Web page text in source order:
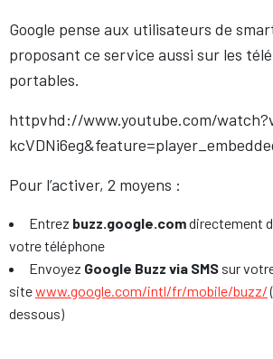
Google pense aux utilisateurs de
proposant ce service aussi sur les
portables.
httpvhd://www.youtube.com/
Pour l’activer, 2 moyens :
Entrez buzz.google.comdirectement
votre téléphone
Envoyez Google Buzz via SMS sur
sitewww.google.com/intl/fr/mobile/buzz/
dessous)